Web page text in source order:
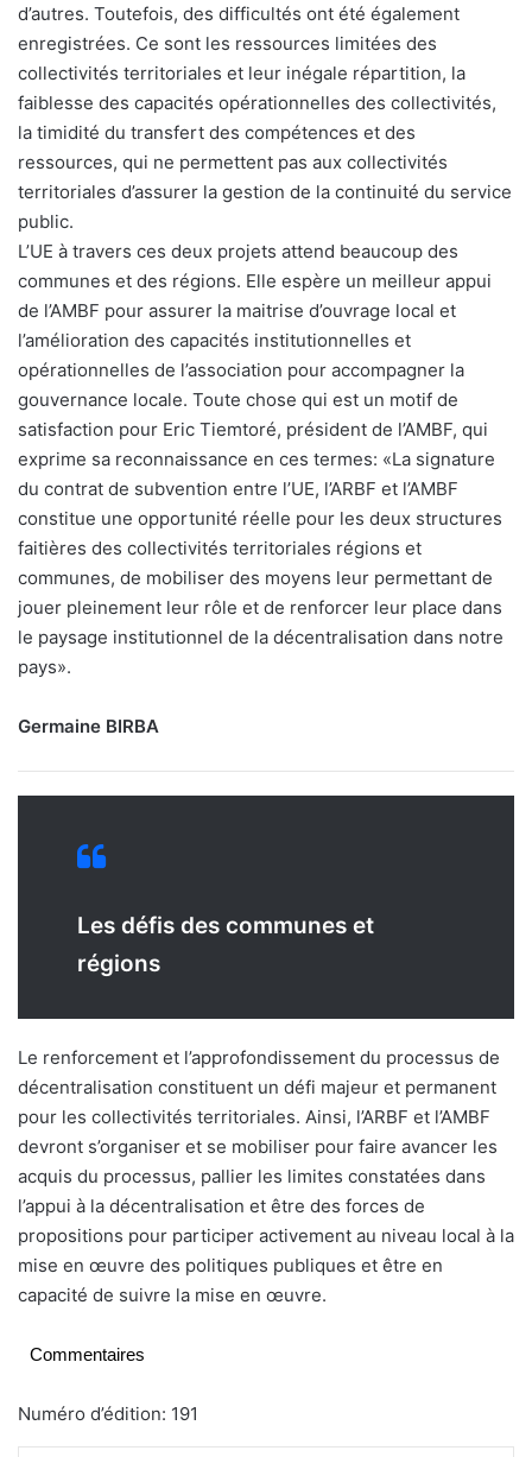
d’autres. Toutefois, des difficultés ont été également
enregistrées. Ce sont les ressources limitées des
collectivités territoriales et leur inégale répartition, la
faiblesse des capacités opérationnelles des collectivités,
la timidité du transfert des compétences et des
ressources, qui ne permettent pas aux collectivités
territoriales d’assurer la gestion de la continuité du service
public.
L’UE à travers ces deux projets attend beaucoup des
communes et des régions. Elle espère un meilleur appui
de l’AMBF pour assurer la maitrise d’ouvrage local et
l’amélioration des capacités institutionnelles et
opérationnelles de l’association pour accompagner la
gouvernance locale. Toute chose qui est un motif de
satisfaction pour Eric Tiemtoré, président de l’AMBF, qui
exprime sa reconnaissance en ces termes: «La signature
du contrat de subvention entre l’UE, l’ARBF et l’AMBF
constitue une opportunité réelle pour les deux structures
faitières des collectivités territoriales régions et
communes, de mobiliser des moyens leur permettant de
jouer pleinement leur rôle et de renforcer leur place dans
le paysage institutionnel de la décentralisation dans notre
pays».
Germaine BIRBA
Les défis des communes et
régions
Le renforcement et l’approfondissement du processus de
décentralisation constituent un défi majeur et permanent
pour les collectivités territoriales. Ainsi, l’ARBF et l’AMBF
devront s’organiser et se mobiliser pour faire avancer les
acquis du processus, pallier les limites constatées dans
l’appui à la décentralisation et être des forces de
propositions pour participer activement au niveau local à la
mise en œuvre des politiques publiques et être en
capacité de suivre la mise en œuvre.
Commentaires
Numéro d’édition: 191